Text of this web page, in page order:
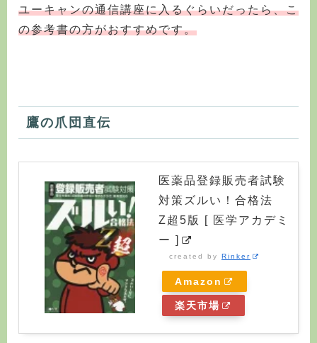
ユーキャンの通信講座に入るぐらいだったら、こ
の参考書の方がおすすめです。
鷹の爪団直伝
医薬品登録販売者試験
対策ズルい！合格法
Z超5版 [ 医学アカデミ
ー ]
created by Rinker
Amazon
楽天市場